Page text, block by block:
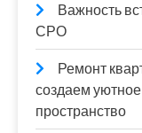
Важность
СРО
Ремонт
создаем
пространство